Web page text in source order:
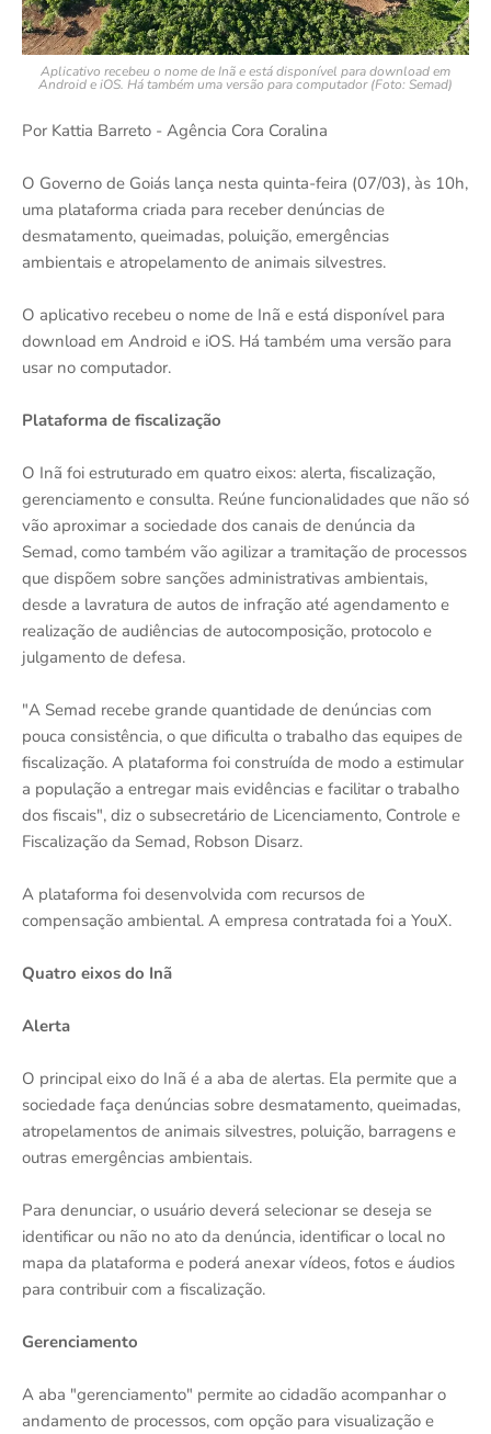
Aplicativo recebeu o nome de Inã e está disponível para download em
Android e iOS. Há também uma versão para computador (Foto: Semad)
Por Kattia Barreto - Agência Cora Coralina
O Governo de Goiás lança nesta quinta-feira (07/03), às 10h,
uma plataforma criada para receber denúncias de
desmatamento, queimadas, poluição, emergências
ambientais e atropelamento de animais silvestres.
O aplicativo recebeu o nome de Inã e está disponível para
download em Android e iOS. Há também uma versão para
usar no computador.
Plataforma de fiscalização
O Inã foi estruturado em quatro eixos: alerta, fiscalização,
gerenciamento e consulta. Reúne funcionalidades que não só
vão aproximar a sociedade dos canais de denúncia da
Semad, como também vão agilizar a tramitação de processos
que dispõem sobre sanções administrativas ambientais,
desde a lavratura de autos de infração até agendamento e
realização de audiências de autocomposição, protocolo e
julgamento de defesa.
"A Semad recebe grande quantidade de denúncias com
pouca consistência, o que dificulta o trabalho das equipes de
fiscalização. A plataforma foi construída de modo a estimular
a população a entregar mais evidências e facilitar o trabalho
dos fiscais", diz o subsecretário de Licenciamento, Controle e
Fiscalização da Semad, Robson Disarz.
A plataforma foi desenvolvida com recursos de
compensação ambiental. A empresa contratada foi a YouX.
Quatro eixos do Inã
Alerta
O principal eixo do Inã é a aba de alertas. Ela permite que a
sociedade faça denúncias sobre desmatamento, queimadas,
atropelamentos de animais silvestres, poluição, barragens e
outras emergências ambientais.
Para denunciar, o usuário deverá selecionar se deseja se
identificar ou não no ato da denúncia, identificar o local no
mapa da plataforma e poderá anexar vídeos, fotos e áudios
para contribuir com a fiscalização.
Gerenciamento
A aba "gerenciamento" permite ao cidadão acompanhar o
andamento de processos, com opção para visualização e